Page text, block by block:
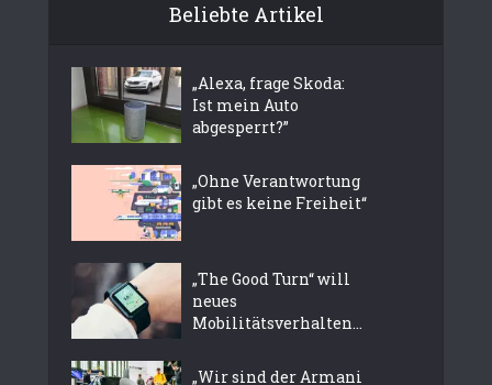
Beliebte Artikel
„Alexa, frage Skoda:
Ist mein Auto
abgesperrt?”
„Ohne Verantwortung
gibt es keine Freiheit“
„The Good Turn“ will
neues
Mobilitätsverhalten...
„Wir sind der Armani